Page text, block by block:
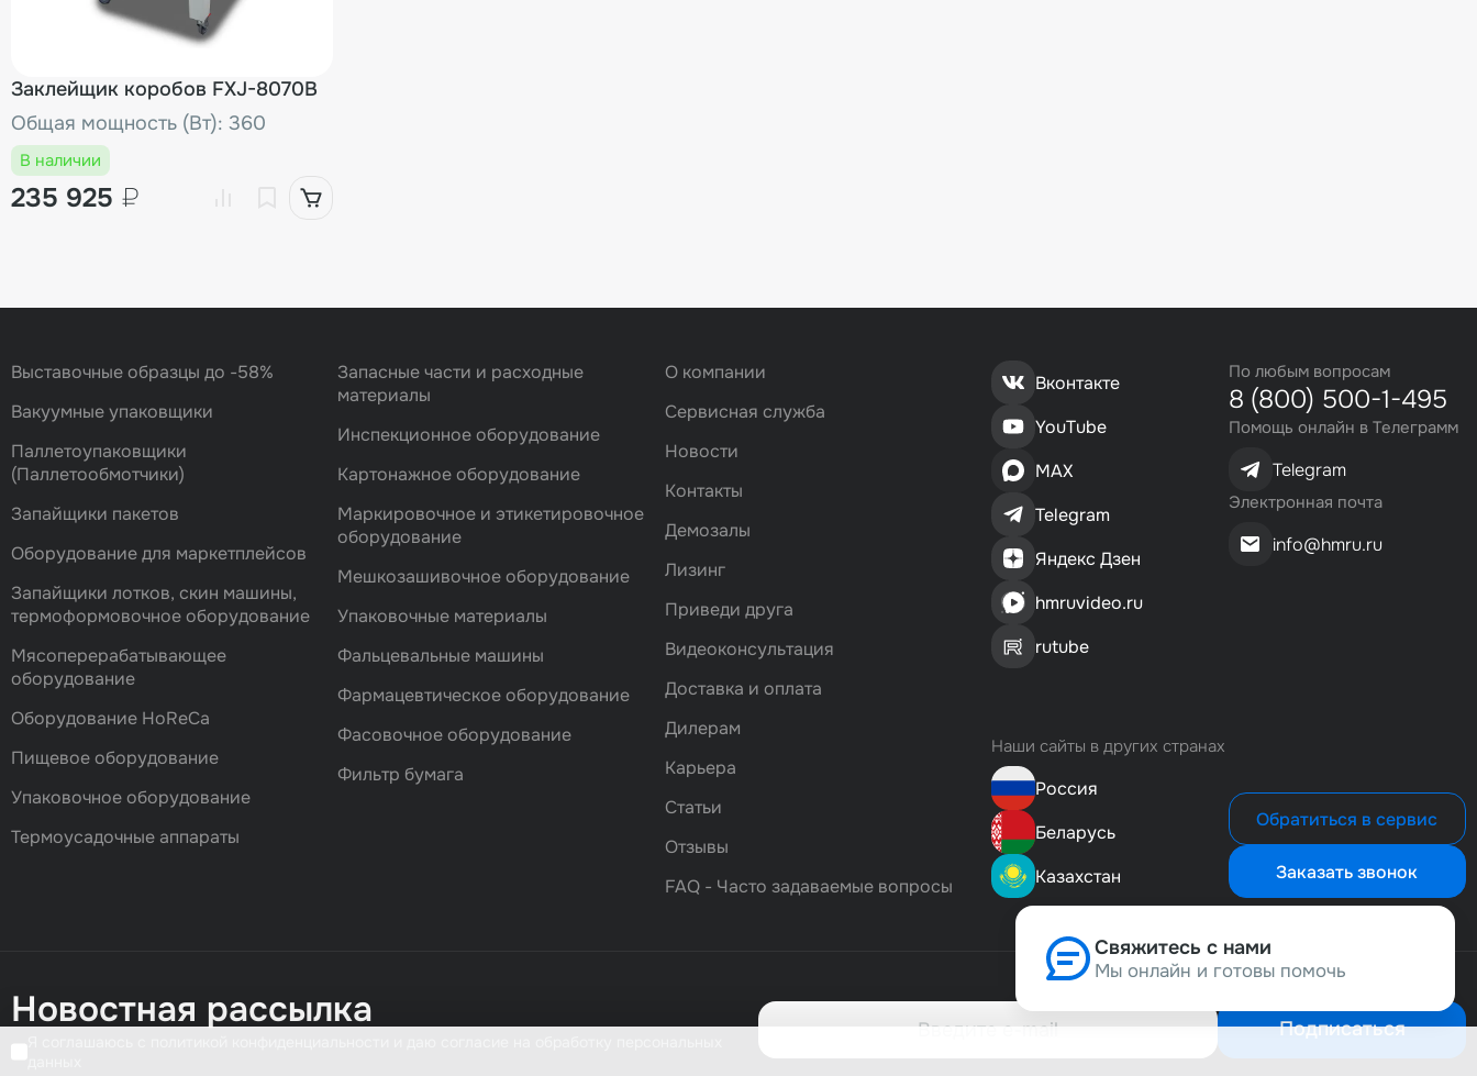
Заклейщик коробов FXJ-8070B
Общая мощность (Вт): 360
В наличии
235 925 ₽
Выставочные образцы до -58%
Вакуумные упаковщики
Паллетоупаковщики
(Паллетообмотчики)
Запайщики пакетов
Оборудование для маркетплейсов
Запайщики лотков, скин машины,
термоформовочное оборудование
Мясоперерабатывающее
оборудование
Оборудование HoReCa
Пищевое оборудование
Упаковочное оборудование
Термоусадочные аппараты
Запасные части и расходные
материалы
Инспекционное оборудование
Картонажное оборудование
Маркировочное и этикетировочное
оборудование
Мешкозашивочное оборудование
Упаковочные материалы
Фальцевальные машины
Фармацевтическое оборудование
Фасовочноe оборудование
Фильтр бумага
О компании
Сервисная служба
Новости
Контакты
Демозалы
Лизинг
Приведи друга
Видеоконсультация
Доставка и оплата
Дилерам
Карьера
Статьи
Отзывы
FAQ - Часто задаваемые вопросы
Вконтакте
YouTube
MAX
Telegram
Яндекс Дзен
hmruvideo.ru
rutube
Наши сайты в других странах
Россия
Беларусь
Казахстан
По любым вопросам
8 (800) 500-1-495
Помощь онлайн в Телеграмм
Telegram
Электронная почта
info@hmru.ru
Обратиться в сервис
Заказать звонок
Новостная рассылка Подписаться
Свяжитесь с нами
Мы онлайн и готовы помочь
8 (800) 500-1-495